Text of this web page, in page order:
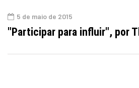
5 de maio de 2015
"Participar para influir", por